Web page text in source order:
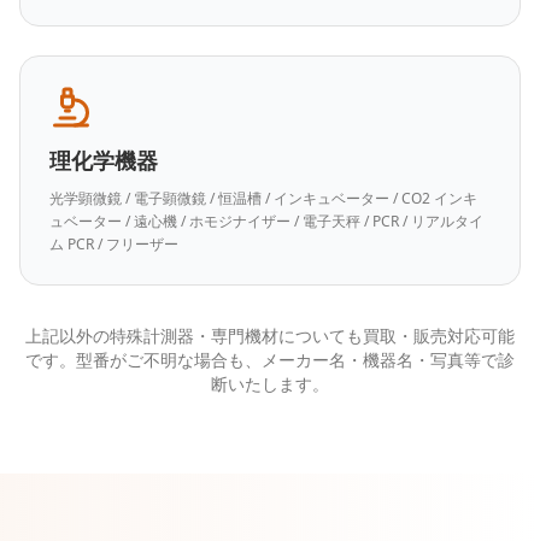
理化学機器
光学顕微鏡 / 電子顕微鏡 / 恒温槽 / インキュベーター / CO2 インキ
ュベーター / 遠心機 / ホモジナイザー / 電子天秤 / PCR / リアルタイ
ム PCR / フリーザー
上記以外の特殊計測器・専門機材についても買取・販売対応可能
です。型番がご不明な場合も、メーカー名・機器名・写真等で診
断いたします。